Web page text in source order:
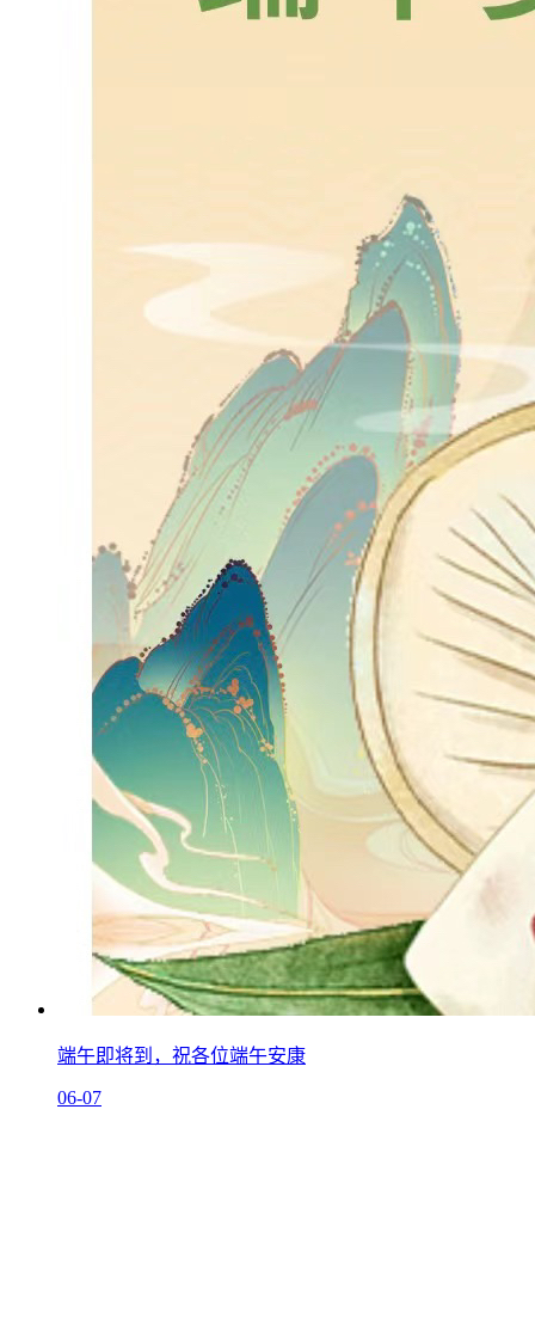
端午即将到，祝各位端午安康
06-07